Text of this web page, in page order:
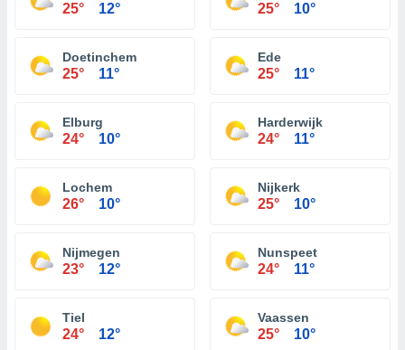
25° 12° 25° 10°
Doetinchem
25° 11°
Ede
25° 11°
Elburg
24° 10°
Harderwijk
24° 11°
Lochem
26° 10°
Nijkerk
25° 10°
Nijmegen
23° 12°
Nunspeet
24° 11°
Tiel
24° 12°
Vaassen
25° 10°